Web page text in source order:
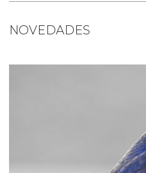
NOVEDADES